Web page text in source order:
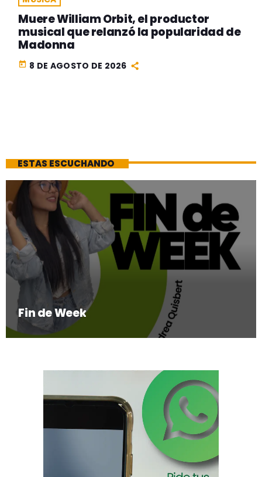
Muere William Orbit, el productor
musical que relanzó la popularidad de
Madonna
today 8 DE AGOSTO DE 2026
ESTAS ESCUCHANDO
Fin de Week